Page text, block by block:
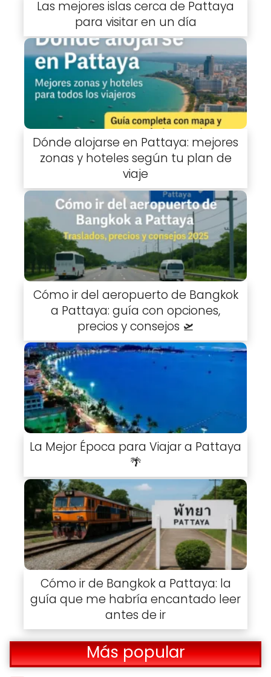
Las mejores islas cerca de Pattaya
para visitar en un día
Dónde alojarse en Pattaya: mejores
zonas y hoteles según tu plan de
viaje
Cómo ir del aeropuerto de Bangkok
a Pattaya: guía con opciones,
precios y consejos 🛫
La Mejor Época para Viajar a Pattaya
🌴
Cómo ir de Bangkok a Pattaya: la
guía que me habría encantado leer
antes de ir
Más popular